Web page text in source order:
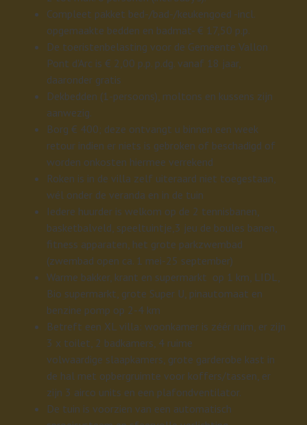
Compleet pakket bed-/bad-/keukengoed -incl.
opgemaakte bedden en badmat- € 17,50 p.p.
De toeristenbelasting voor de Gemeente Vallon
Pont d'Arc is € 2,00 p.p. p.dg. vanaf 18 jaar,
daaronder gratis
Dekbedden (1-persoons), moltons en kussens zijn
aanwezig.
Borg € 400; deze ontvangt u binnen een week
retour indien er niets is gebroken of beschadigd of
worden onkosten hiermee verrekend
Roken is in de villa zelf uiteraard niet toegestaan,
wél onder de veranda en in de tuin
Iedere huurder is welkom op de 2 tennisbanen,
basketbalveld, speeltuintje,3 jeu de boules banen,
fitness apparaten, het grote parkzwembad
(zwembad open ca. 1 mei-25 september)
Warme bakker, krant en supermarkt op 1 km, LIDL,
Bio supermarkt, grote Super U, pinautomaat en
benzine pomp op 2-4 km
Betreft een XL villa: woonkamer is zéér ruim, er zijn
3 x toilet, 2 badkamers, 4 ruime
volwaardige slaapkamers, grote garderobe kast in
de hal met opbergruimte voor koffers/tassen, er
zijn 3 airco units en een plafondventilator.
De tuin is voorzien van een automatisch